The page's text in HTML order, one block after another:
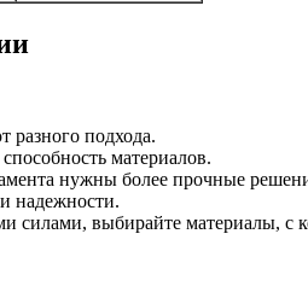
разного подхода.
материалов.
нужны более прочные
надежности.
силами, выбирайте материалы, с